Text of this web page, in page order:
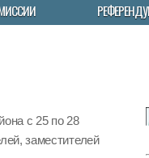
с 25 по 28
заместителей